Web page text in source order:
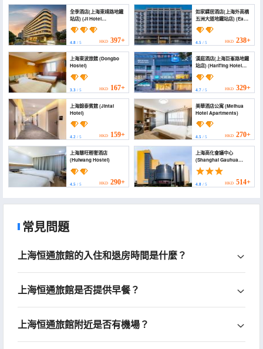
全季酒店(上海東靖路地鐵
站店) (JI Hotel
(Shanghai Dongjing
Road Subway Station))
4.8 / 5 HKD 397+
如家驛居酒店(上海外高橋
五洲大道地鐵站店) (Ease
Hotel (Shanghai
Waigaoqiao Wuzhou
Avenue Subway Station
Branch))
4.5/ 5 HKD 238+
上海東波旅館 (Dongbo
Hostel)
3.3 / 5 HKD 167+
漢庭酒店(上海巨峯路地鐵
站店) (HanTing Hotel
(Shanghai Jufeng Road
Subway Station))
4.7/ 5 HKD 329+
上海錦泰賓館 (Jintai
Hotel)
4.2 / 5 HKD 159+
美華酒店公寓 (Meihua
Hotel Apartments)
4.5/ 5 HKD 270+
上海慧旺輕奢酒店
(Huiwang Hostel)
4.5 / 5 HKD 290+
上海高化會議中心
(Shanghai Gauhua
Conference Hotel)
4.8/ 5 HKD 514+
常見問題
上海恒通旅館的入住和退房時間是什麼？
上海恒通旅館是否提供早餐？
上海恒通旅館附近是否有機場？